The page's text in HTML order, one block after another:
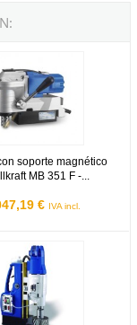
Monofásico
soporte magnético
MB 351 F -...
€ IVA incl.
soporte magnético
Monofásico
MB 1204 - Taladro